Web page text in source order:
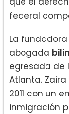
federal
La fundadora
abogada
egresada de
Atlanta. Zaira
2011 con un
inmigración